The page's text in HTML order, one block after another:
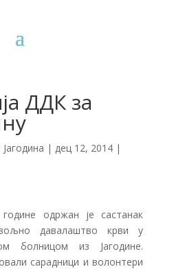
ДДК за
| дец 12, 2014|
одржан је састанак
давалаштво крви у
болницом из Јагодине.
сарадници и волонтери